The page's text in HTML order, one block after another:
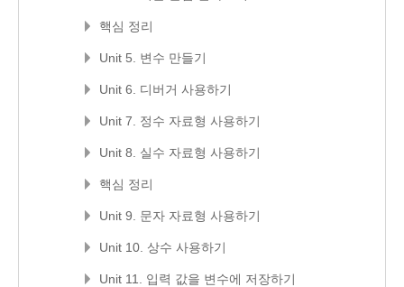
핵심 정리
Unit 5. 변수 만들기
Unit 6. 디버거 사용하기
Unit 7. 정수 자료형 사용하기
Unit 8. 실수 자료형 사용하기
핵심 정리
Unit 9. 문자 자료형 사용하기
Unit 10. 상수 사용하기
Unit 11. 입력 값을 변수에 저장하기